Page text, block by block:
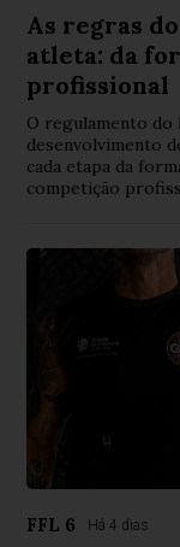
As regras
atleta: da
profissional
O regulamento do
desenvolvimento
cada etapa da
competição
FFL 6 Há 4 dias